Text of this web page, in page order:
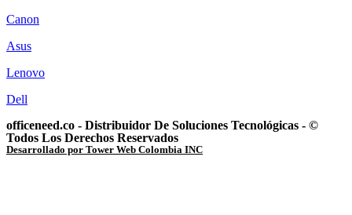
Canon
Asus
Lenovo
Dell
officeneed.co - Distribuidor De Soluciones Tecnológicas - ©
Todos Los Derechos Reservados
Desarrollado por Tower Web Colombia INC